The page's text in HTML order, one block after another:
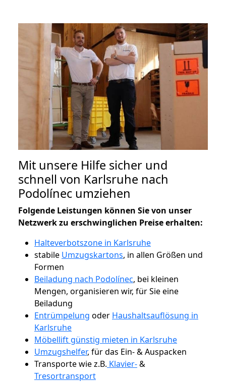
Mit unsere Hilfe sicher und
schnell von Karlsruhe nach
Podolínec umziehen
Folgende Leistungen können Sie von unser
Netzwerk zu erschwinglichen Preise erhalten:
Halteverbotszone in Karlsruhe
stabile Umzugskartons, in allen Größen und
Formen
Beiladung nach Podolínec, bei kleinen
Mengen, organisieren wir, für Sie eine
Beiladung
Entrümpelung oder Haushaltsauflösung in
Karlsruhe
Möbellift günstig mieten in Karlsruhe
Umzugshelfer, für das Ein- & Auspacken
Transporte wie z.B. Klavier-&
Tresortransport